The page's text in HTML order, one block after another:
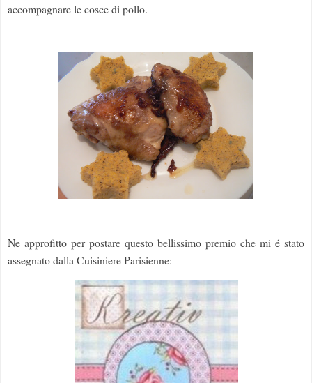
accompagnare le cosce di pollo.
Ne approfitto per postare questo bellissimo premio che mi é stato
assegnato dalla Cuisiniere Parisienne: